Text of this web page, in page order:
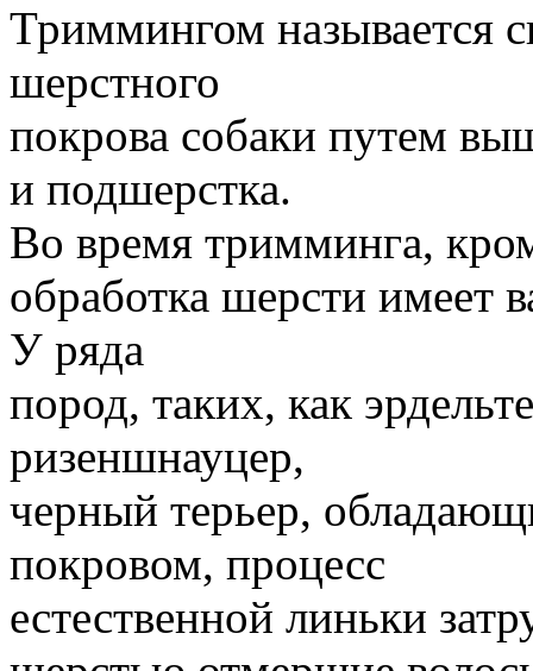
Триммингом называется
шерстного
покрова собаки путем
и подшерстка.
Во время тримминга,
обработка шерсти имеет
У ряда
пород, таких, как
ризеншнауцер,
черный терьер,
покровом, процесс
естественной линьки